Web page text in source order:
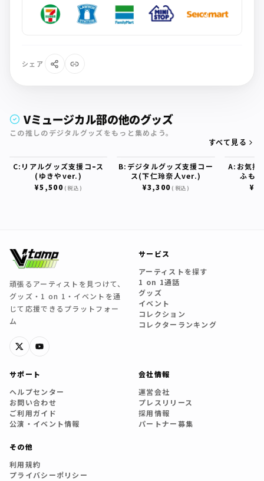
シェア
Vミュージカル部の他のグッズ
この推しのデジタルグッズをもっと集めよう。
すべて見る
C:リアルグッズ支援コｰス
(ゆきやver.)
¥5,500(税込)
B:デジタルグッズ支援コー
ス(下仁玲奈人ver.)
¥3,300(税込)
A:お気持
ふも
頑張るアーティストを見つけて、
グッズ・1 on 1・イベントを通
じて応援できるプラットフォー
ム
サービス
アーティストを探す
1 on 1通話
グッズ
イベント
コレクション
コレクターランキング
サポート
ヘルプセンター
お問い合わせ
ご利用ガイド
公演・イベント情報
会社情報
運営会社
プレスリリース
採用情報
パートナー募集
その他
利用規約
プライバシーポリシー